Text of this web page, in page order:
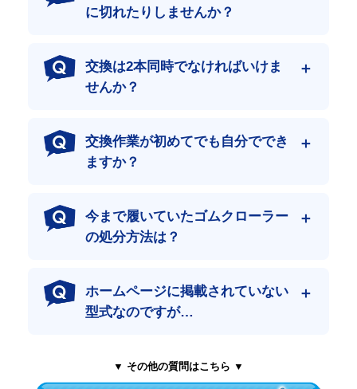
建設機械を専門に“機械販売”“買取”“修理”“部品販売”“レンタル・リ
ース”と、総合的に行っております。すべての業務において、蓄
も使用する事で、その先にある本物を見極める“力”となっていま
す。
コスト・作業性・耐久性を求められる、専門機械の部品はぜひ専
現場を止めない即納体制
豊富な在庫と物流網により、急なトラブル時もスピーディーに発
に切れたりしませんか？
交換は2本同時でなければいけま
せんか？
交換作業が初めてでも自分ででき
ますか？
今まで履いていたゴムクローラー
の処分方法は？
ホームページに掲載されていない
型式なのですが…
▼ その他の質問はこちら ▼